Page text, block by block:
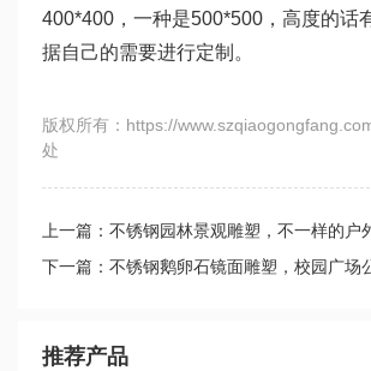
400*400，一种是500*500，高度的话
据自己的需要进行定制。
版权所有：https://
处
上一篇：不锈钢园林景观雕塑，不一样的户
下一篇：不锈钢鹅卵石镜面雕塑，校园广场
推荐产品